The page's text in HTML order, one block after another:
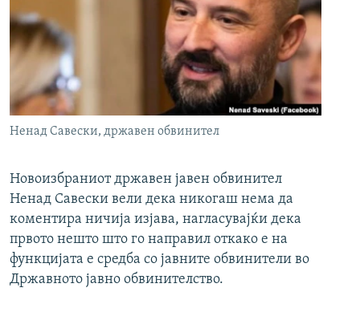
Ненад Савески, државен обвинител
Новоизбраниот државен јавен обвинител
Ненад Савески вели дека никогаш нема да
коментира ничија изјава, нагласувајќи дека
првото нешто што го направил откако е на
функцијата е средба со јавните обвинители во
Државното јавно обвинителство.